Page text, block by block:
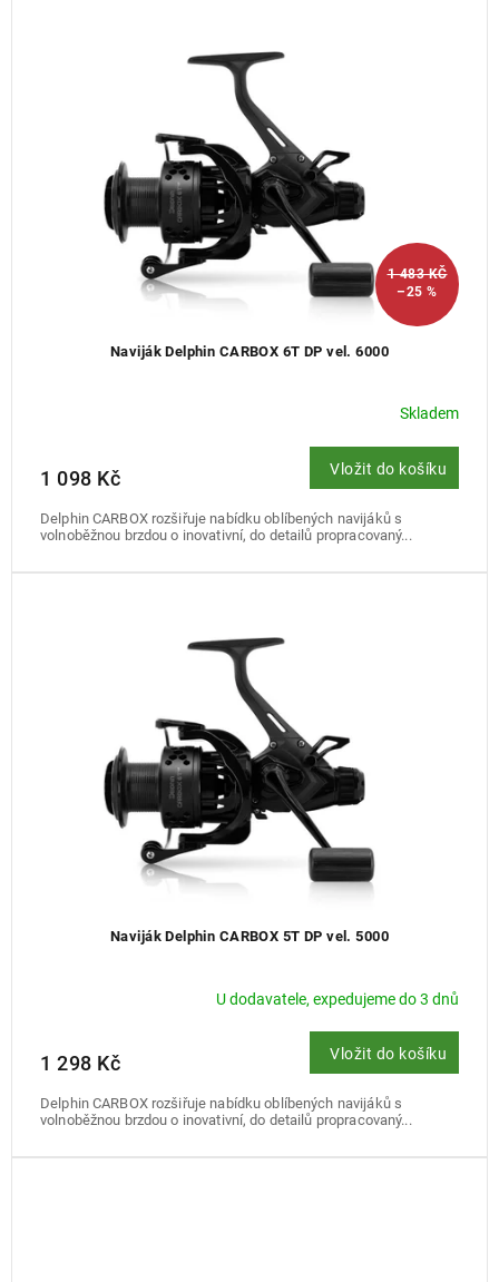
1 483 KČ
–25 %
Naviják Delphin CARBOX 6T DP vel. 6000
Skladem
1 098 Kč Vložit do košíku
Delphin CARBOX rozšiřuje nabídku oblíbených navijáků s
volnoběžnou brzdou o inovativní, do detailů propracovaný...
Naviják Delphin CARBOX 5T DP vel. 5000
U dodavatele, expedujeme do 3 dnů
1 298 Kč Vložit do košíku
Delphin CARBOX rozšiřuje nabídku oblíbených navijáků s
volnoběžnou brzdou o inovativní, do detailů propracovaný...